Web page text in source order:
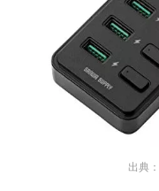
出典：